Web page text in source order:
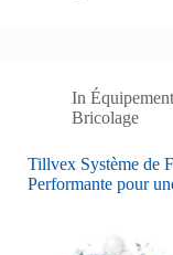
In
Bricolage
Tillvex Système de
Performante pour